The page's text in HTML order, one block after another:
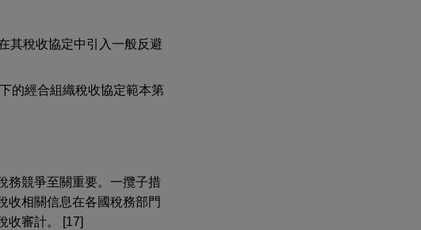
其稅收協定中引入一般反避
的經合組織稅收協定範本第
務競爭至關重要。一攬子措
收相關信息在各國稅務部門
收審計。 [17]